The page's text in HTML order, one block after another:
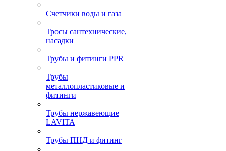
Счетчики воды и газа
Тросы сантехнические,
насадки
Трубы и фитинги PPR
Трубы
металлопластиковые и
фитинги
Трубы нержавеющие
LAVITA
Трубы ПНД и фитинг